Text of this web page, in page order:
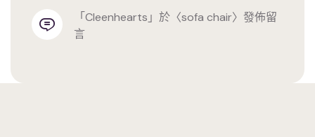
「 cleenhearts 」於〈sofa chair〉發佈留
言